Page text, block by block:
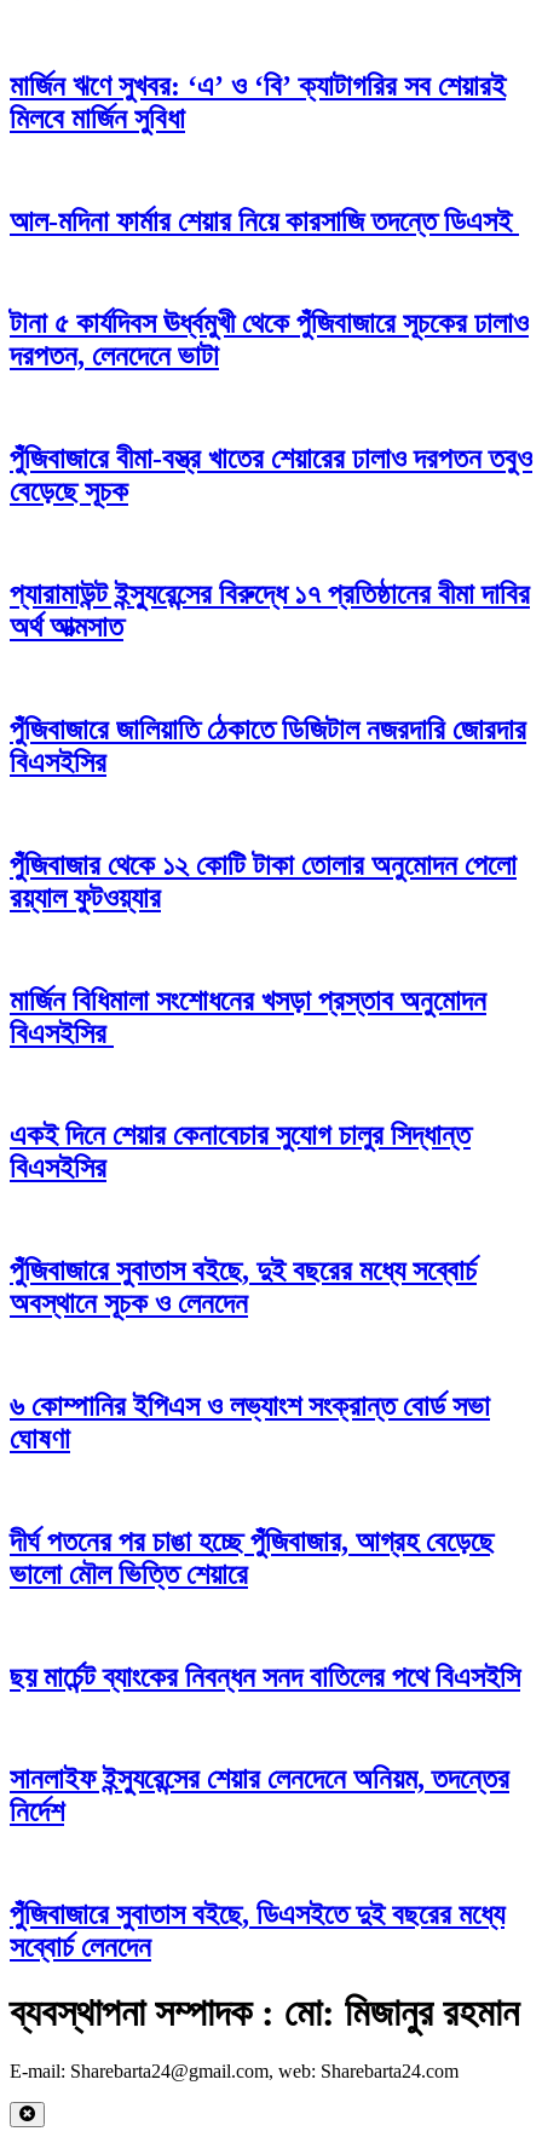
মার্জিন ঋণে সুখবর: ‘এ’ ও ‘বি’ ক্যাটাগরির সব শেয়ারই
মিলবে মার্জিন সুবিধা
আল-মদিনা ফার্মার শেয়ার নিয়ে কারসাজি তদন্তে ডিএসই
টানা ৫ কার্যদিবস ঊর্ধ্বমুখী থেকে পুঁজিবাজারে সূচকের ঢালাও
দরপতন, লেনদেনে ভাটা
পুঁজিবাজারে বীমা-বস্ত্র খাতের শেয়ারের ঢালাও দরপতন তবুও
বেড়েছে সূচক
প্যারামাউন্ট ইন্স্যুরেন্সের বিরুদ্ধে ১৭ প্রতিষ্ঠানের বীমা দাবির
অর্থ আত্মসাত
পুঁজিবাজারে জালিয়াতি ঠেকাতে ডিজিটাল নজরদারি জোরদার
বিএসইসির
পুঁজিবাজার থেকে ১২ কোটি টাকা তোলার অনুমোদন পেলো
রয়্যাল ফুটওয়্যার
মার্জিন বিধিমালা সংশোধনের খসড়া প্রস্তাব অনুমোদন
বিএসইসির
একই দিনে শেয়ার কেনাবেচার সুযোগ চালুর সিদ্ধান্ত
বিএসইসির
পুঁজিবাজারে সুবাতাস বইছে, দুই বছরের মধ্যে সব্বোর্চ
অবস্থানে সূচক ও লেনদেন
৬ কোম্পানির ইপিএস ও লভ্যাংশ সংক্রান্ত বোর্ড সভা
ঘোষণা
দীর্ঘ পতনের পর চাঙা হচ্ছে পুঁজিবাজার, আগ্রহ বেড়েছে
ভালো মৌল ভিত্তি শেয়ারে
ছয় মার্চেন্ট ব্যাংকের নিবন্ধন সনদ বাতিলের পথে বিএসইসি
সানলাইফ ইন্স্যুরেন্সের শেয়ার লেনদেনে অনিয়ম, তদন্তের
নির্দেশ
পুঁজিবাজারে সুবাতাস বইছে, ডিএসইতে দুই বছরের মধ্যে
সব্বোর্চ লেনদেন
ব্যবস্থাপনা সম্পাদক : মো: মিজানুর রহমান
E-mail: Sharebarta24@gmail.com, web: Sharebarta24.com